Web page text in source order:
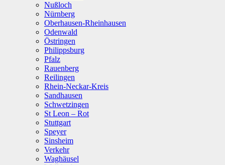
Nußloch
Nürnberg
Oberhausen-Rheinhausen
Odenwald
Östringen
Philippsburg
Pfalz
Rauenberg
Reilingen
Rhein-Neckar-Kreis
Sandhausen
Schwetzingen
St Leon – Rot
Stuttgart
Speyer
Sinsheim
Verkehr
Waghäusel